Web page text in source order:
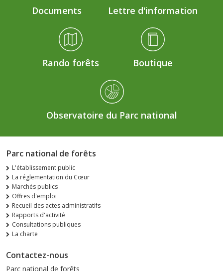
Documents Lettre d'information
Rando forêts Boutique
Observatoire du Parc national
Parc national de forêts
L'établissement public
La réglementation du Cœur
Marchés publics
Offres d'emploi
Recueil des actes administratifs
Rapports d'activité
Consultations publiques
La charte
Contactez-nous
Parc national de forêts